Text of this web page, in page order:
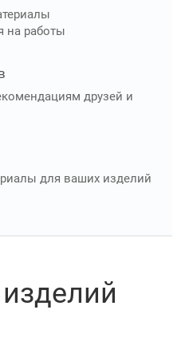
на работы
друзей и
для ваших изделий